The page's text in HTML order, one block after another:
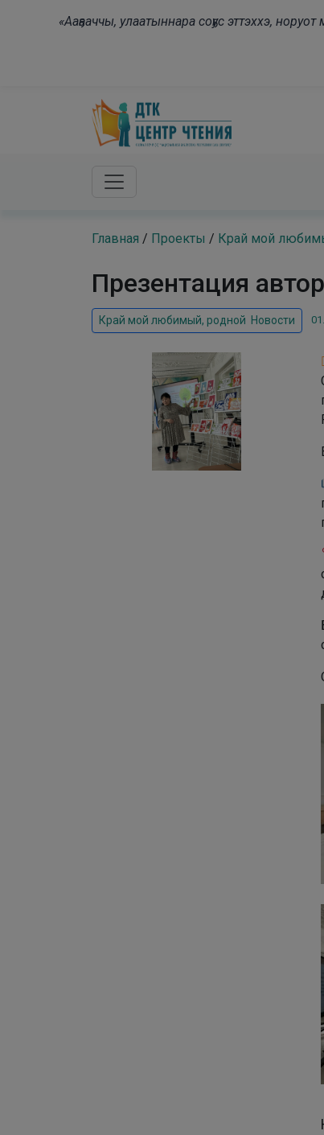
«Ааҕааччы, улаатыннара соҕус эттэххэ,
Главная / Проекты / Край мой
Презентация
Край мой любимый, родной Новости